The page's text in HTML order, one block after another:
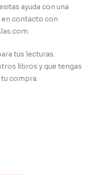
ayuda con una
contacto con
tus lecturas.
libros y que tengas
compra.